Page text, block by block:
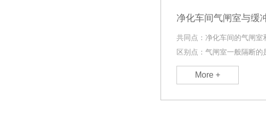
净化车间气闸室与缓
共同点：净化车间的气闸室
区别点：气闸室一般隔断
染，作用是双向的。
More +